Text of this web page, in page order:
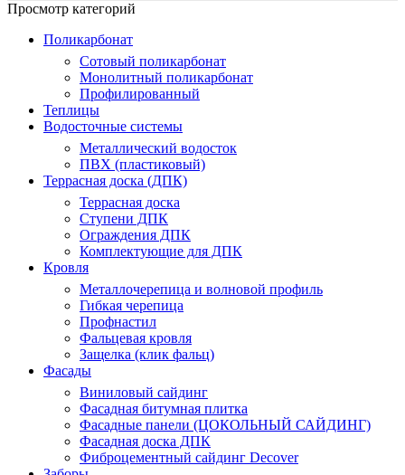
Просмотр категорий
Поликарбонат
Сотовый поликарбонат
Монолитный поликарбонат
Профилированный
Теплицы
Водосточные системы
Металлический водосток
ПВХ (пластиковый)
Террасная доска (ДПК)
Террасная доска
Ступени ДПК
Ограждения ДПК
Комплектующие для ДПК
Кровля
Металлочерепица и волновой профиль
Гибкая черепица
Профнастил
Фальцевая кровля
Защелка (клик фальц)
Фасады
Виниловый сайдинг
Фасадная битумная плитка
Фасадные панели (ЦОКОЛЬНЫЙ САЙДИНГ)
Фасадная доска ДПК
Фиброцементный сайдинг Decover